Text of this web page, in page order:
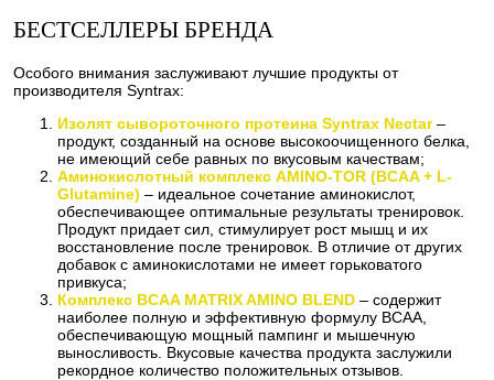
БЕСТСЕЛЛЕРЫ БРЕНДА
Особого внимания заслуживают лучшие продукты от
производителя Syntrax:
Изолят сывороточного протеина Syntrax Nectar–
продукт, созданный на основе высокоочищенного белка,
не имеющий себе равных по вкусовым качествам;
Аминокислотный комплекс AMINO-TOR (BCAA + L-
Glutamine) – идеальное сочетание аминокислот,
обеспечивающее оптимальные результаты тренировок.
Продукт придает сил, стимулирует рост мышц и их
восстановление после тренировок. В отличие от других
добавок с аминокислотами не имеет горьковатого
привкуса;
Комплекс BCAA MATRIX AMINO BLEND – содержит
наиболее полную и эффективную формулу BCAA,
обеспечивающую мощный пампинг и мышечную
выносливость. Вкусовые качества продукта заслужили
рекордное количество положительных отзывов.